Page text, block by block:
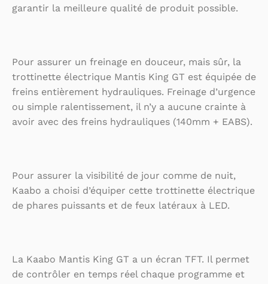
garantir la meilleure qualité de produit possible.
Pour assurer un freinage en douceur, mais sûr, la
trottinette électrique Mantis King GT est équipée de
freins entièrement hydrauliques. Freinage d’urgence
ou simple ralentissement, il n’y a aucune crainte à
avoir avec des freins hydrauliques (140mm + EABS).
Pour assurer la visibilité de jour comme de nuit,
Kaabo a choisi d’équiper cette trottinette électrique
de phares puissants et de feux latéraux à LED.
La Kaabo Mantis King GT a un écran TFT. Il permet
de contrôler en temps réel chaque programme et